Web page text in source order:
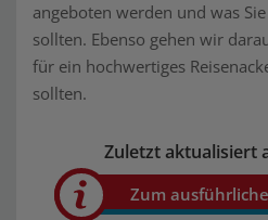
angeboten werden und was
sollten. Ebenso gehen wir
für ein hochwertiges
sollten.
Zuletzt aktualisiert
Zum